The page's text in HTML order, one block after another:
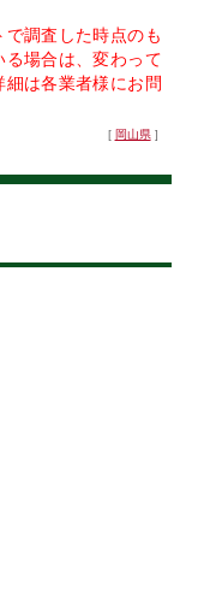
調査した時点のも
場合は、変わって
は各業者様にお問
[ 岡山県]